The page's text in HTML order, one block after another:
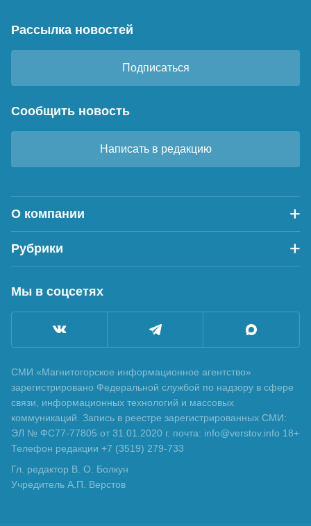
Рассылка новостей
Подписаться
Сообщить новость
Написать в редакцию
О компании
Рубрики
Мы в соцсетях
СМИ «Магнитогорское информационное агентство»
зарегистрировано Федеральной службой по надзору в сфере
связи, информационных технологий и массовых
коммуникаций. Запись в реестре зарегистрированных СМИ:
ЭЛ № ФС77-77805 от 31.01.2020 г. почта: info@verstov.info 18+
Телефон редакции +7 (3519) 279-733
Гл. редактор В. О. Болкун
Учредитель А.П. Верстов